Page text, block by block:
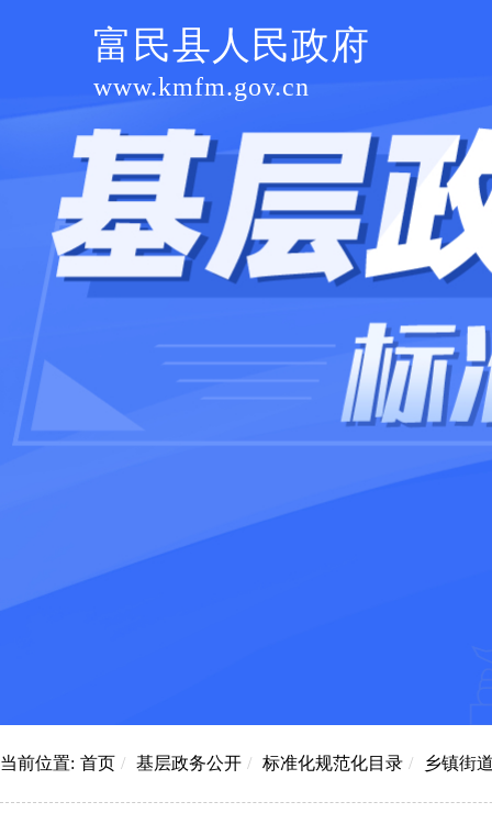
富民县人民政府
www.kmfm.gov.cn
当前位置: 首页 / 基层政务公开 / 标准化规范化目录 / 乡镇街